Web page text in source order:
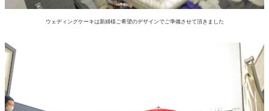
ウェディングケーキは新婦様ご希望のデザインでご準備させて頂きました